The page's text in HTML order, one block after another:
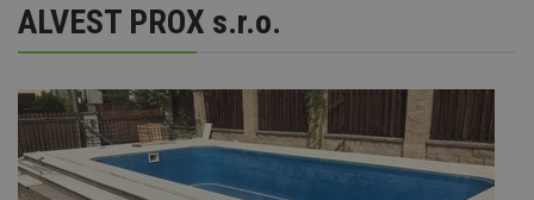
ALVEST PROX s.r.o.